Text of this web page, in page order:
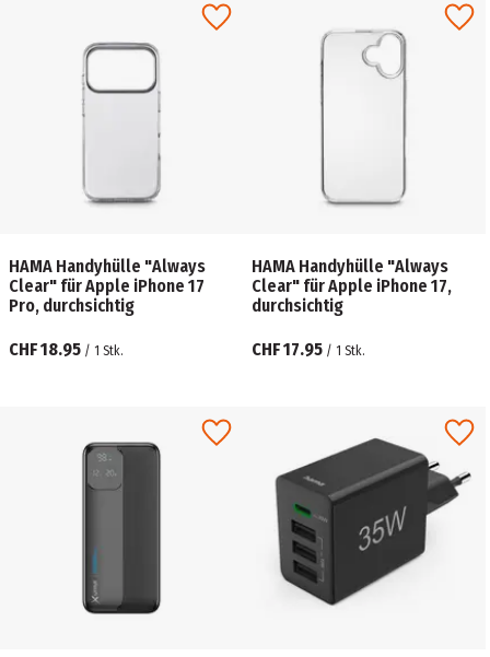
HAMA Handyhülle "Always
Clear" für Apple iPhone 17
Pro, durchsichtig
CHF 18.95 / 1 Stk.
HAMA Handyhülle "Always
Clear" für Apple iPhone 17,
durchsichtig
CHF 17.95 / 1 Stk.